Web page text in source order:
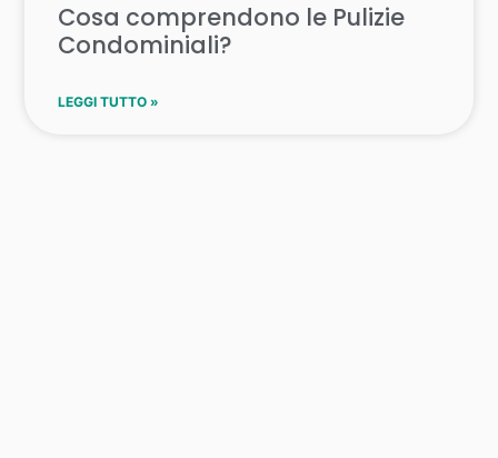
Cosa comprendono le Pulizie
Condominiali?
LEGGI TUTTO »